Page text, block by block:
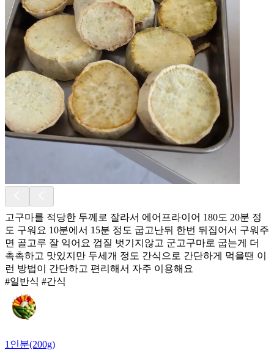
고구마를 적당한 두께로 잘라서 에어프라이어 180도 20분 정
도 구워요 10분에서 15분 정도 굽고난뒤 한번 뒤집어서 구워주
면 골고루 잘 익어요 껍질 벗기지않고 군고구마로 굽는게 더
촉촉하고 맛있지만 두세개 정도 간식으로 간단하게 먹을땐 이
런 방법이 간단하고 편리해서 자주 이용해요
#일반식 #간식
1인분(200g)